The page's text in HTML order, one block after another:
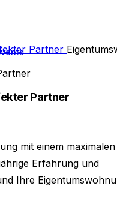
Partner
Partner
mit einem
Erfahrung und
Ihre